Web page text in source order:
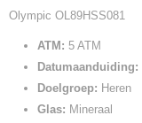
Olympic OL89HSS081
ATM: 5 ATM
Datumaanduiding:
Doelgroep: Heren
Glas: Mineraal